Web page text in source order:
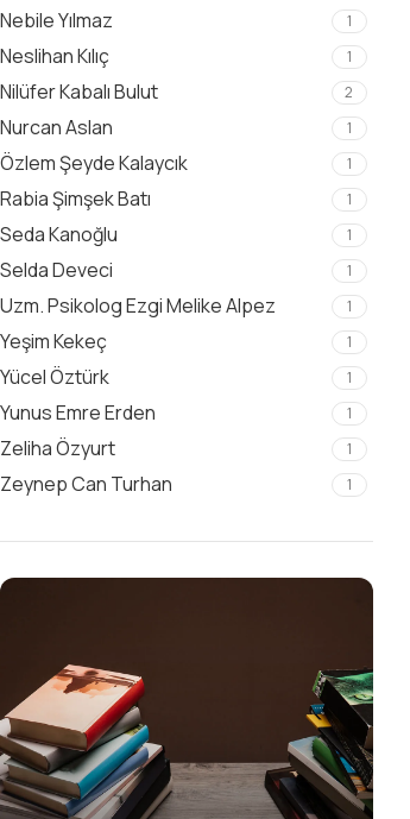
Nebile Yılmaz 1
Neslihan Kılıç 1
Nilüfer Kabalı Bulut 2
Nurcan Aslan 1
Özlem Şeyde Kalaycık 1
Rabia Şimşek Batı 1
Seda Kanoğlu 1
Selda Deveci 1
Uzm. Psikolog Ezgi Melike Alpez 1
Yeşim Kekeç 1
Yücel Öztürk 1
Yunus Emre Erden 1
Zeliha Özyurt 1
Zeynep Can Turhan 1